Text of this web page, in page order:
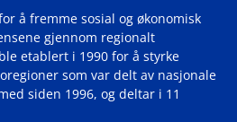
å fremme sosial og økonomisk
gjennom regionalt
etablert i 1990 for å styrke
som var delt av nasjonale
siden 1996, og deltar i 11